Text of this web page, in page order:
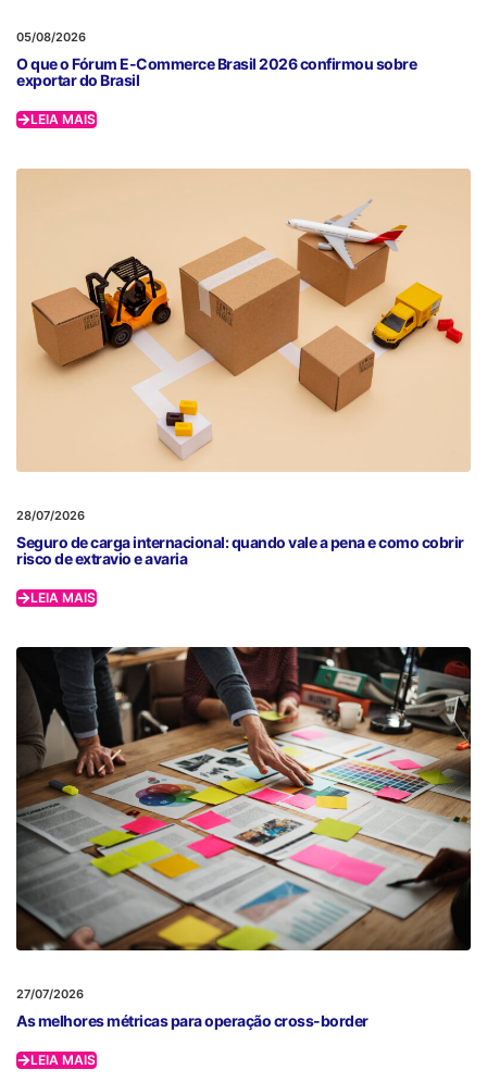
05/08/2026
O que o Fórum E-Commerce Brasil 2026 confirmou sobre
exportar do Brasil
LEIA MAIS
28/07/2026
Seguro de carga internacional: quando vale a pena e como cobrir
risco de extravio e avaria
LEIA MAIS
27/07/2026
As melhores métricas para operação cross-border
LEIA MAIS